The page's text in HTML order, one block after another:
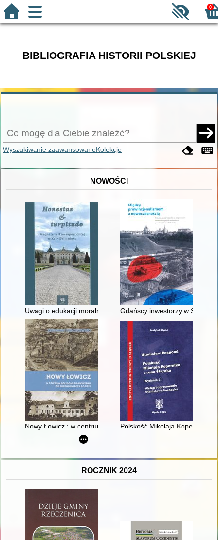
0
BIBLIOGRAFIA HISTORII POLSKIEJ
Wyszukiwanie zaawansowaneKolekcje
NOWOŚCI
Uwagi o edukacji moralnej synów szlacheckich w XVI-
Gdańscy inwestorzy w
Nowy Łowicz : w centrum poligonu drawskiego od
Polskość Mikołaja Kopernika z
ROCZNIK 2024